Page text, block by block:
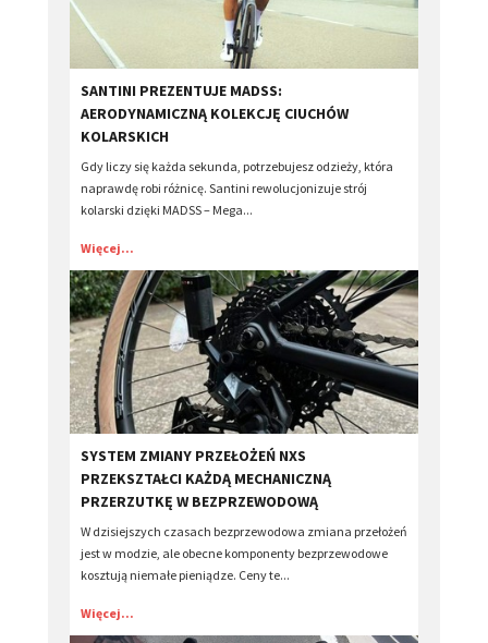
SANTINI PREZENTUJE MADSS:
AERODYNAMICZNĄ KOLEKCJĘ CIUCHÓW
KOLARSKICH
Gdy liczy się każda sekunda, potrzebujesz odzieży, która
naprawdę robi różnicę. Santini rewolucjonizuje strój
kolarski dzięki MADSS – Mega...
Więcej...
SYSTEM ZMIANY PRZEŁOŻEŃ NXS
PRZEKSZTAŁCI KAŻDĄ MECHANICZNĄ
PRZERZUTKĘ W BEZPRZEWODOWĄ
W dzisiejszych czasach bezprzewodowa zmiana przełożeń
jest w modzie, ale obecne komponenty bezprzewodowe
kosztują niemałe pieniądze. Ceny te...
Więcej...